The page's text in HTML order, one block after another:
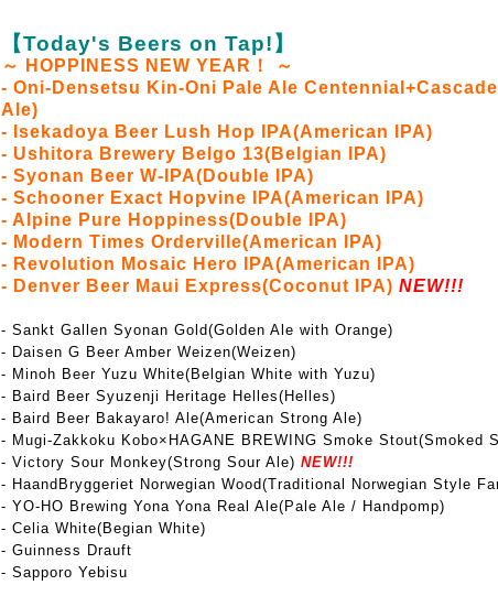
【Today's Beers on Tap!】
～ HOPPINESS NEW YEAR！ ～
- Oni-Densetsu Kin-Oni Pale Ale
Ale)
- Isekadoya Beer Lush Hop IPA(American IPA)
- Ushitora Brewery Belgo 13(Belgian IPA)
- Syonan Beer W-IPA(Double IPA)
- Schooner Exact Hopvine IPA(American IPA)
- Alpine Pure Hoppiness(Double IPA)
- Modern Times Orderville(American IPA)
- Revolution Mosaic Hero IPA(American IPA)
- Denver Beer Maui Express(Coconut IPA) NEW!!!
- Sankt Gallen Syonan Gold(Golden Ale with Orange)
- Daisen G Beer Amber Weizen(Weizen)
- Minoh Beer Yuzu White(Belgian White with Yuzu)
- Baird Beer Syuzenji Heritage Helles(Helles)
- Baird Beer Bakayaro! Ale(American Strong Ale)
- Mugi-Zakkoku Kobo×HAGANE BREWING Smoke Stout(Smoked
- Victory Sour Monkey(Strong Sour Ale) NEW!!!
- HaandBryggeriet Norwegian Wood(Traditional Norwegian Style
- YO-HO Brewing Yona Yona Real Ale(Pale Ale / Handpomp)
- Celia White(Begian White)
- Guinness Drauft
- Sapporo Yebisu